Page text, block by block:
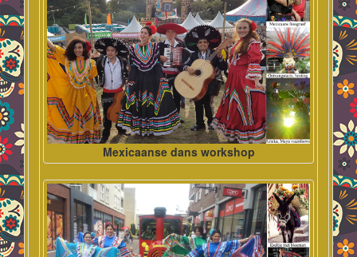
Mexicaanse dans workshop